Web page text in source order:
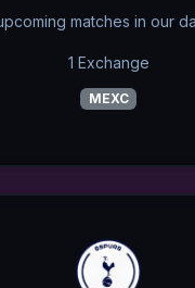
matches in our
1 Exchange
MEXC